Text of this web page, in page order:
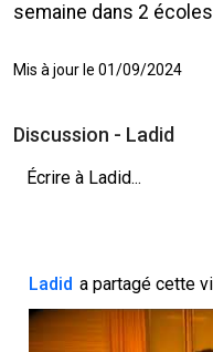
semaine dans 2
Mis à jour le 01/09/2024
Discussion - Ladid
Écrire à Ladid...
Ladid a partagé cette